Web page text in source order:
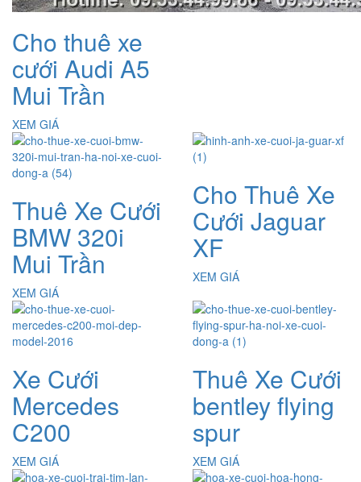
Cho thuê xe
cưới Audi A5
Mui Trần
XEM GIÁ
Thuê Xe Cưới
BMW 320i
Mui Trần
XEM GIÁ
Cho Thuê Xe
Cưới Jaguar
XF
XEM GIÁ
Xe Cưới
Mercedes
C200
XEM GIÁ
Thuê Xe Cưới
bentley flying
spur
XEM GIÁ